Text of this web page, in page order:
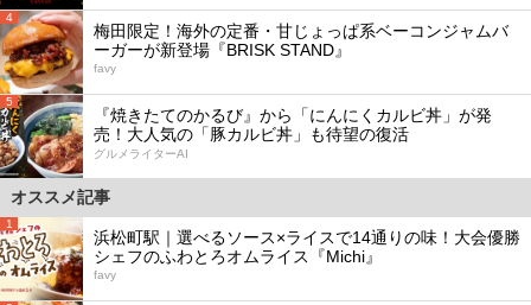
4
梅田限定！海外の定番・甘じょっぱ系ベーコンジャムバ
ーガーが新登場『BRISK STAND』
favy
5
『焼きたてのかるび』から「にんにくカルビ丼」が発
売！大人気の「豚カルビ丼」も待望の復活
グルメライターAI
オススメ記事
1
浜松町駅｜選べるソース×ライスで14通りの味！大会優勝
シェフのふわとろオムライス『Michi』
favy